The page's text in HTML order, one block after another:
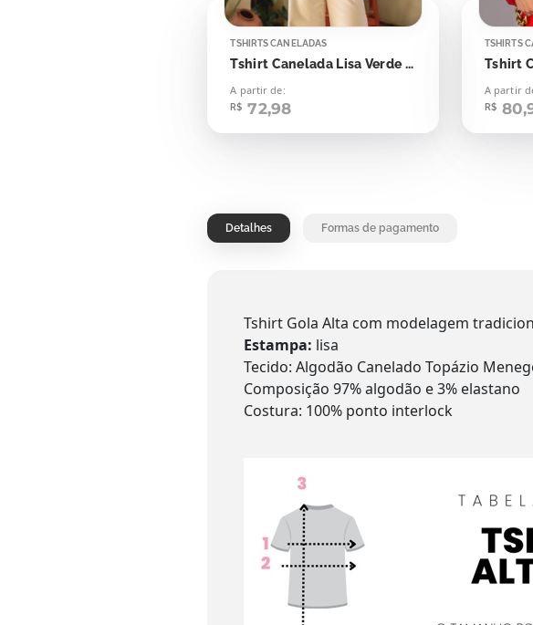
TSHIRTS CANELADAS
Tshirt Canelada Lisa Verde Bandeira
A partir de:
R$ 72,98
TSHIRTS
A partir
R$
Detalhes Formas de pagamento
Tshirt Gola Alta com modelagem
Estampa: lisa
Tecido: Algodão Canelado Topázio
Composição 97% algodão e 3% elastano
Costura: 100% ponto interlock